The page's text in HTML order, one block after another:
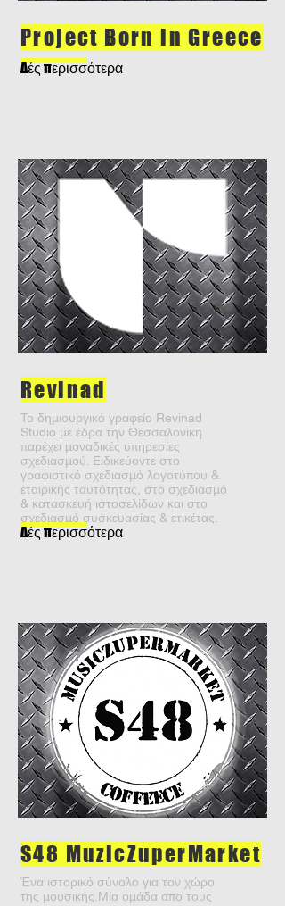
Project Born in Greece
Δές περισσότερα
Revinad
Το δημιουργικό γραφείο Revinad
Studio με έδρα την Θεσσαλονίκη
παρέχει μοναδικές υπηρεσίες
σχεδιασμού. Ειδικεύοντε στο
γραφιστικό σχεδιασμό λογοτύπου &
εταιρικής ταυτότητας, στο σχεδιασμό
& κατασκευή ιστοσελίδων και στο
σχεδιασμό συσκευασίας & ετικέτας.
Δές περισσότερα
S48 MuzicZuperMarket
Ένα ιστορικό σύνολο για τον χώρο
της μουσικής.Μία ομάδα απο τους